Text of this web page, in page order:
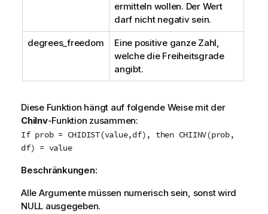
ermitteln wollen. Der Wert
darf nicht negativ sein.
degrees_freedom
Eine positive ganze Zahl,
welche die Freiheitsgrade
angibt.
Diese Funktion hängt auf folgende Weise mit der
ChiInv-Funktion zusammen:
If prob = CHIDIST(value,df), then CHIINV(prob,
df) = value
Beschränkungen:
Alle Argumente müssen numerisch sein, sonst wird
NULL ausgegeben.